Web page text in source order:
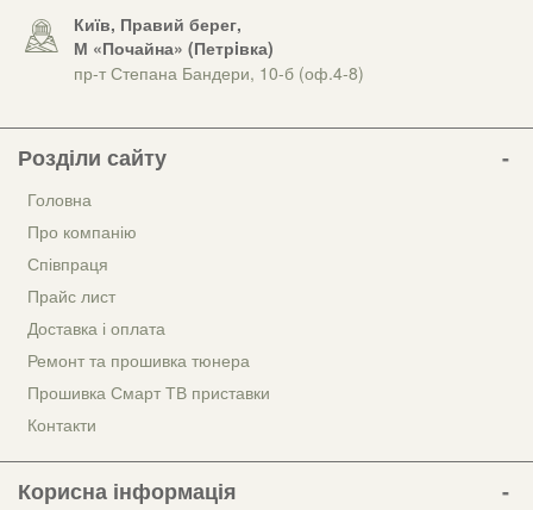
Київ, Правий берег,
М «Почайна» (Петрiвка)
пр-т Степана Бандери, 10-б (оф.4-8)
Розділи сайту
Головна
Про компанію
Співпраця
Прайс лист
Доставка і оплата
Ремонт та прошивка тюнера
Прошивка Смарт ТВ приставки
Контакти
Корисна інформація